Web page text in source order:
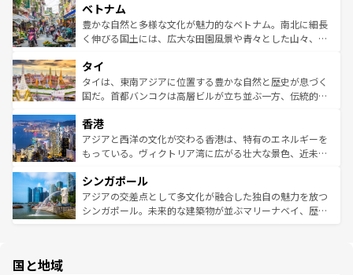
参照してほしい。
容にもいいと評判のスイーツなど、バラエティ豊かな料理
が味わえる。 なお、新着の台湾情報は コンテンツ一覧を参
照してほしい。
き、地方に足を延ばせば四季折々の自然美を楽しむことが
できる。そして、キムチや焼肉、絶品のストリートフード
まで、さまざまな韓国料理が待っている。夜には、韓国な
リティに包まれながら、韓国の多彩な魅力を心ゆくまで味
わってみてほしい。 なお、新着の韓国情報はコンテンツ一
覧を参照してほしい。
ベトナム
豊かな自然と多様な文化が魅力的なベトナム。南北に細長
く伸びる国土には、広大な田園風景や青々とした山々、世
急速な発展と共に伝統が息づく。ハノイの古い町並みやホ
ーチミン市のフランス統治時代の建物も、独特の雰囲気を
醸し出している。また、バラエティの豊かさとおいしさで
とつ。フォーやバインミー、ベトナムコーヒーなどは、ぜ
ひ現地で味わいたい。どの地域を訪れてもあたたかい人々
が旅行者を迎えてくれるので、きっと忘れられない旅にな
参照してほしい。
タイ
タイは、東南アジアに位置する豊かな自然と歴史が息づく
国だ。首都バンコクは高層ビルが立ち並ぶ一方、伝統的な
の活気が交差している。北部ではチェンマイなどの山岳地
帯で自然と触れ合い、南部ではプーケットやクラビの美し
いビーチでリゾート気分を楽しむことができる。タイ料理
激する。気候は一年中温暖で、どの季節にも異なる楽しみ
が待っている。親しみやすいタイの人々、仏教を中心とし
た文化、そして多様な観光資源が、訪れる旅人を魅了し続
香港
アジアと西洋の文化が交わる香港は、特有のエネルギーを
もっている。ヴィクトリア湾に広がる壮大な景色、近未来
み、どこを訪れても感動するはず。観光スポットが密集し
ており、効率よく見どころを回れるのも魅力。息をのむよ
うな絶景から文化的な体験まで、香港を存分に楽しみ尽く
シンガポール
アジアの交差点として多文化が融合した独自の魅力を放つ
シンガポール。未来的な建築物が並ぶマリーナベイ、歴史
国と地域